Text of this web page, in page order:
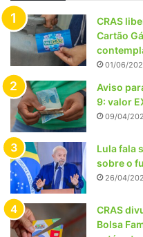
CRAS
Cartão
01/06/
Aviso
9: valor
09/04/
Lula fala
sobre o
26/04/
CRAS
Bolsa